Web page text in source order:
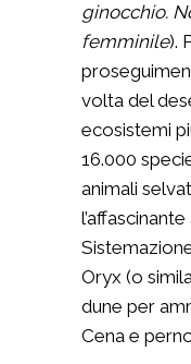
ginocchio.
femminile).
volta del
ecosistemi
16.000
animali
Oryx (o
dune per
Cena e